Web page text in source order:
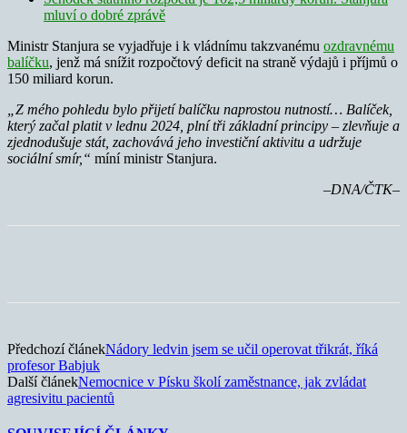
mluví o dobré zprávě
Ministr Stanjura se vyjadřuje i k vládnímu takzvanému ozdravnému
balíčku, jenž má snížit rozpočtový deficit na straně výdajů i příjmů o
150 miliard korun.
„Z mého pohledu bylo přijetí balíčku naprostou nutností… Balíček,
který začal platit v lednu 2024, plní tři základní principy – zlevňuje a
zjednodušuje stát, zachovává jeho investiční aktivitu a udržuje
sociální smír,“ míní ministr Stanjura.
–DNA/ČTK–
Předchozí článekNádory ledvin jsem se učil operovat třikrát, říká
profesor Babjuk
Další článekNemocnice v Písku školí zaměstnance, jak zvládat
agresivitu pacientů